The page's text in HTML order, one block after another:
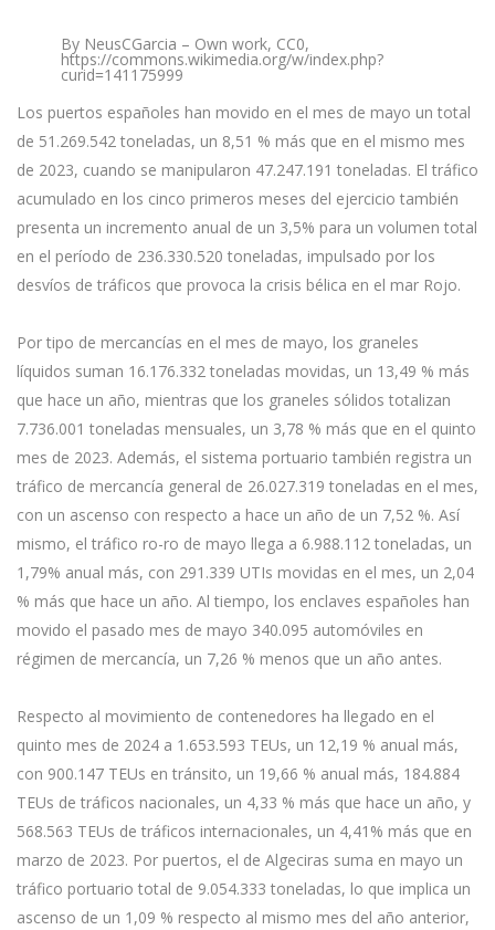
By NeusCGarcia – Own work, CC0,
https://commons.wikimedia.org/w/index.php?
curid=141175999
Los puertos españoles han movido en el mes de mayo un total
de 51.269.542 toneladas, un 8,51 % más que en el mismo mes
de 2023, cuando se manipularon 47.247.191 toneladas. El tráfico
acumulado en los cinco primeros meses del ejercicio también
presenta un incremento anual de un 3,5% para un volumen total
en el período de 236.330.520 toneladas, impulsado por los
desvíos de tráficos que provoca la crisis bélica en el mar Rojo.
Por tipo de mercancías en el mes de mayo, los graneles
líquidos suman 16.176.332 toneladas movidas, un 13,49 % más
que hace un año, mientras que los graneles sólidos totalizan
7.736.001 toneladas mensuales, un 3,78 % más que en el quinto
mes de 2023. Además, el sistema portuario también registra un
tráfico de mercancía general de 26.027.319 toneladas en el mes,
con un ascenso con respecto a hace un año de un 7,52 %. Así
mismo, el tráfico ro-ro de mayo llega a 6.988.112 toneladas, un
1,79% anual más, con 291.339 UTIs movidas en el mes, un 2,04
% más que hace un año. Al tiempo, los enclaves españoles han
movido el pasado mes de mayo 340.095 automóviles en
régimen de mercancía, un 7,26 % menos que un año antes.
Respecto al movimiento de contenedores ha llegado en el
quinto mes de 2024 a 1.653.593 TEUs, un 12,19 % anual más,
con 900.147 TEUs en tránsito, un 19,66 % anual más, 184.884
TEUs de tráficos nacionales, un 4,33 % más que hace un año, y
568.563 TEUs de tráficos internacionales, un 4,41% más que en
marzo de 2023. Por puertos, el de Algeciras suma en mayo un
tráfico portuario total de 9.054.333 toneladas, lo que implica un
ascenso de un 1,09 % respecto al mismo mes del año anterior,